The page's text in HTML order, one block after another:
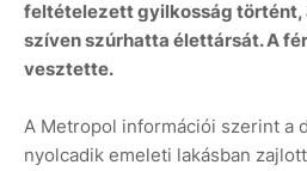
feltételezett gyilkosság történt,
szíven szúrhatta élettársát. A
vesztette.
A Metropol információi szerint a
nyolcadik emeleti lakásban